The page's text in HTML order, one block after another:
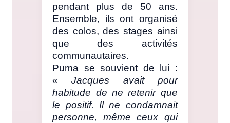
pendant plus de 50 ans.
Ensemble, ils ont organisé
des colos, des stages ainsi
que des activités
communautaires.
Puma se souvient de lui :
«Jacques avait pour
habitude de ne retenir que
le positif. Il ne condamnait
personne, même ceux qui